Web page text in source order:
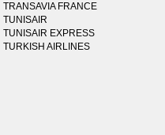
TRANSAVIA FRANCE
TUNISAIR
TUNISAIR EXPRESS
TURKISH AIRLINES